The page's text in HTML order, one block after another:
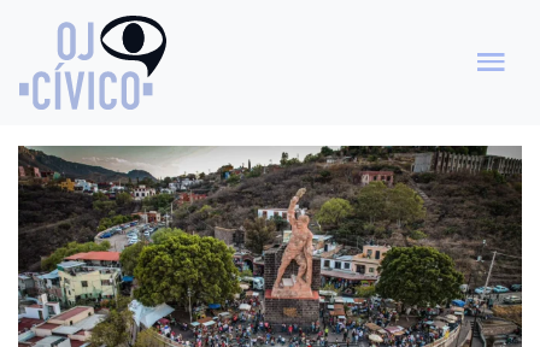
Archivo de etiquetas:
fortaleza financiera.